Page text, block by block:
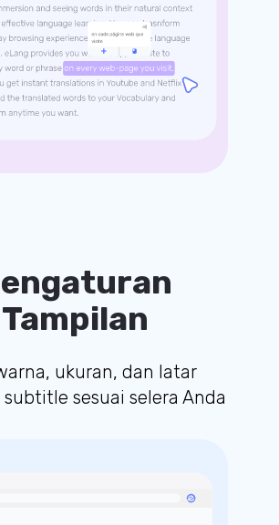
Tampilan
ukuran, dan latar
sesuai selera Anda